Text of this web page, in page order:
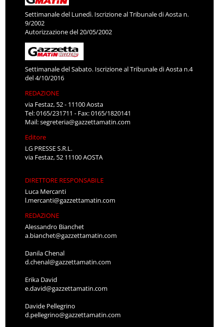
Settimanale del Lunedì. Iscrizione al Tribunale di Aosta n.
9/2002
Autorizzazione del 20/05/2002
Settimanale del Sabato. Iscrizione al Tribunale di Aosta n.4
del 4/10/2016
REDAZIONE
via Festaz, 52 - 11100 Aosta
Tel: 0165/231711 - Fax: 0165/1820141
Mail:segreteria@gazzettamatin.com
Editore
LG PRESSE S.R.L.
via Festaz, 52 11100 AOSTA
DIRETTORE RESPONSABILE
Luca Mercanti
l.mercanti@gazzettamatin.com
REDAZIONE
Alessandro Bianchet
a.bianchet@gazzettamatin.com
Danila Chenal
d.chenal@gazzettamatin.com
Erika David
e.david@gazzettamatin.com
Davide Pellegrino
d.pellegrino@gazzettamatin.com